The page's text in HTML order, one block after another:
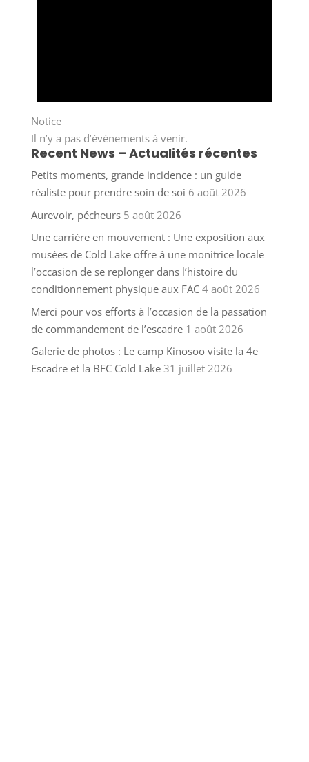
Notice
Il n’y a pas d’évènements à venir.
Recent News – Actualités récentes
Petits moments, grande incidence : un guide
réaliste pour prendre soin de soi 6 août 2026
Aurevoir, pécheurs 5 août 2026
Une carrière en mouvement : Une exposition aux
musées de Cold Lake offre à une monitrice locale
l’occasion de se replonger dans l’histoire du
conditionnement physique aux FAC 4 août 2026
Merci pour vos efforts à l’occasion de la passation
de commandement de l’escadre 1 août 2026
Galerie de photos : Le camp Kinosoo visite la 4e
Escadre et la BFC Cold Lake 31 juillet 2026